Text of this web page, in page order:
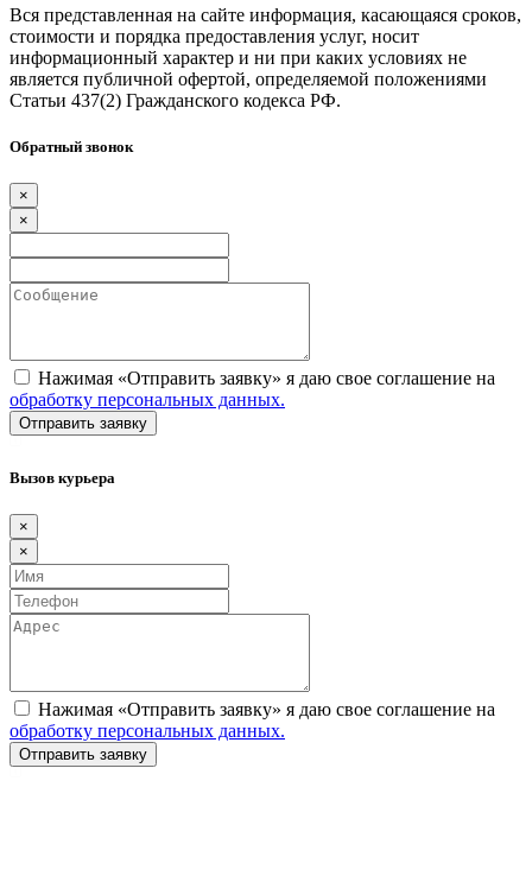
Вся представленная на сайте информация, касающаяся сроков,
стоимости и порядка предоставления услуг, носит
информационный характер и ни при каких условиях не
является публичной офертой, определяемой положениями
Статьи 437(2) Гражданского кодекса РФ.
Обратный звонок
×
×
Нажимая «Отправить заявку» я даю свое соглашение на
обработку персональных данных.
Вызов курьера
×
×
Нажимая «Отправить заявку» я даю свое соглашение на
обработку персональных данных.